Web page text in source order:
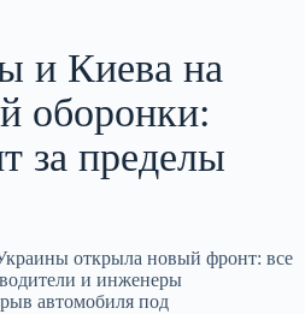
и Киева на
оборонки:
за пределы
открыла новый фронт: все
и инженеры
автомобиля под